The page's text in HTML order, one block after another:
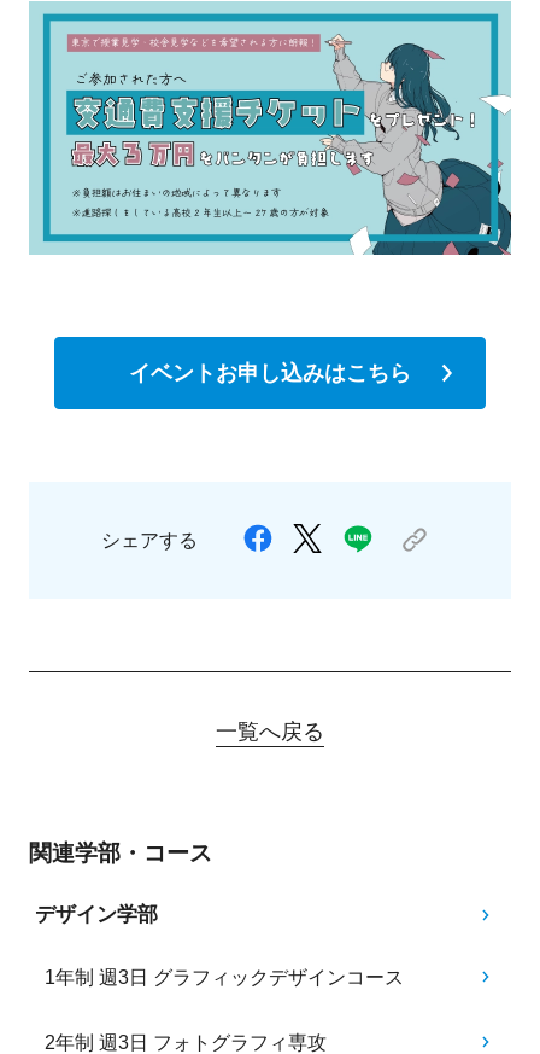
イベントお申し込みはこちら
シェアする
一覧へ戻る
関連学部・コース
デザイン学部
1年制 週3日 グラフィックデザインコース
2年制 週3日 フォトグラフィ専攻